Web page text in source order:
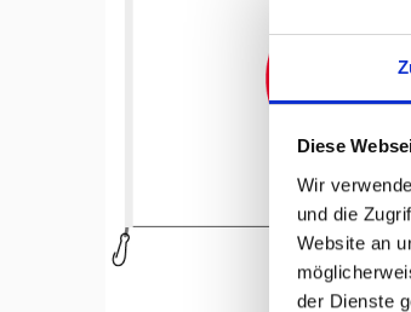
Diese
Wir
und die
Website an
der Dienste
Hover to zoom